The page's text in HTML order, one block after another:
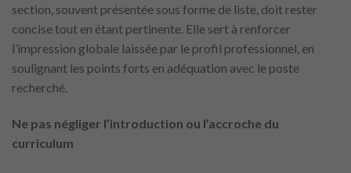
section, souvent présentée sous forme de liste, doit rester
concise tout en étant pertinente. Elle sert à renforcer
l’impression globale laissée par le profil professionnel, en
soulignant les points forts en adéquation avec le poste
recherché.
Ne pas négliger l’introduction ou l’accroche du
curriculum